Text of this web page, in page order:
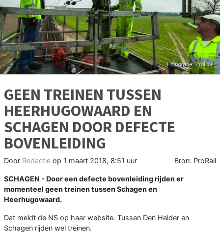
GEEN TREINEN TUSSEN
HEERHUGOWAARD EN
SCHAGEN DOOR DEFECTE
BOVENLEIDING
Door Redactie op 1 maart 2018, 8:51 uur Bron: ProRail
SCHAGEN - Door een defecte bovenleiding rijden er
momenteel geen treinen tussen Schagen en
Heerhugowaard.
Dat meldt de NS op haar website. Tussen Den Helder en
Schagen rijden wel treinen.